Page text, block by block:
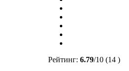
Рейтинг: 6.79/10 (14 )